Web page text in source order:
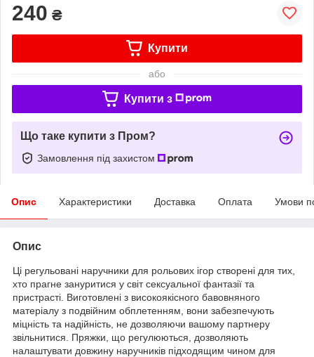
240 ₴
Купити
або
Купити з
Що таке купити з Пром?
Замовлення під захистом
Опис Характеристики Доставка Оплата Умови
Опис
Ці регульовані наручники для рольових ігор створені для тих,
хто прагне зануритися у світ сексуальної фантазії та
пристрасті. Виготовлені з високоякісного бавовняного
матеріалу з подвійним обплетенням, вони забезпечують
міцність та надійність, не дозволяючи вашому партнеру
звільнитися. Пряжки, що регулюються, дозволяють
налаштувати довжину наручників підходящим чином для